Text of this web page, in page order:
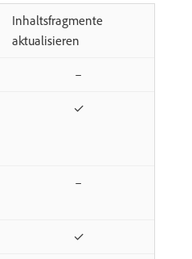
Inhaltsfragmente
aktualisieren
–
✓
–
✓